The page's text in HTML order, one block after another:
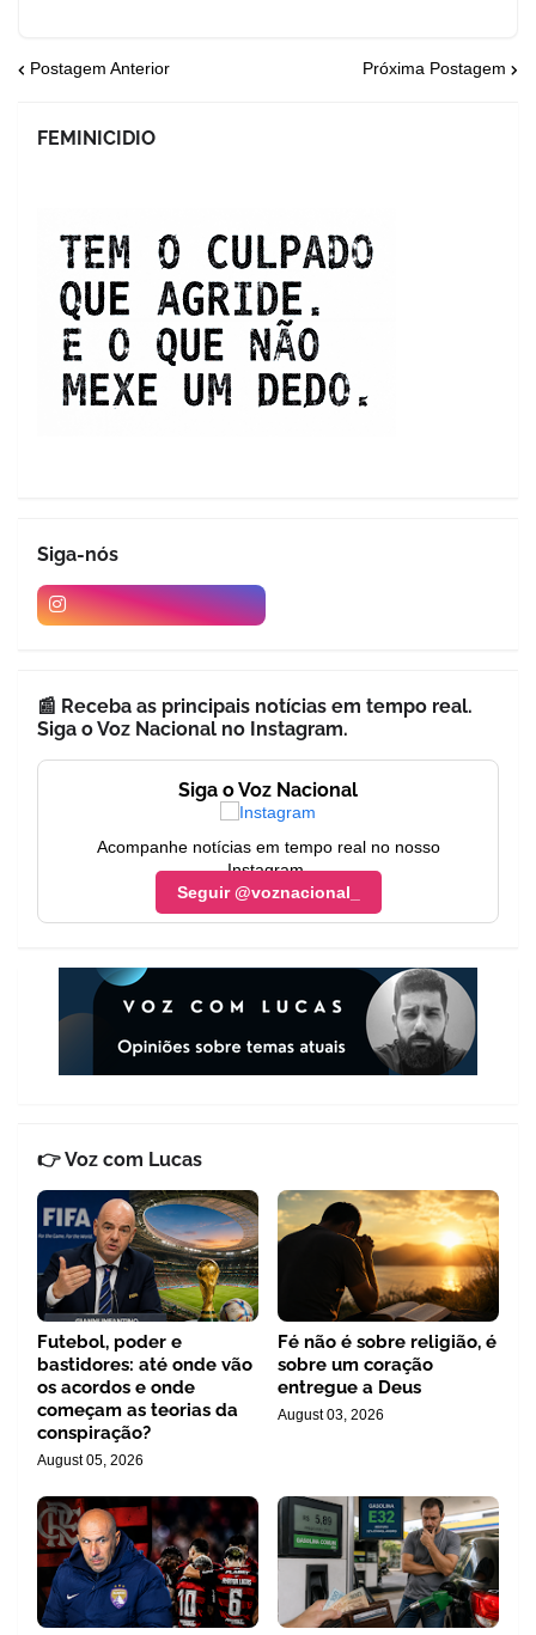
Postagem Anterior Próxima Postagem
FEMINICIDIO
Siga-nós
📰 Receba as principais notícias em tempo real.
Siga o Voz Nacional no Instagram.
Siga o Voz Nacional
Acompanhe notícias em tempo real no nosso
Instagram.
Seguir @voznacional_
👉 Voz com Lucas
Futebol, poder e
bastidores: até onde vão
os acordos e onde
começam as teorias da
conspiração?
August 05, 2026
Fé não é sobre religião, é
sobre um coração
entregue a Deus
August 03, 2026